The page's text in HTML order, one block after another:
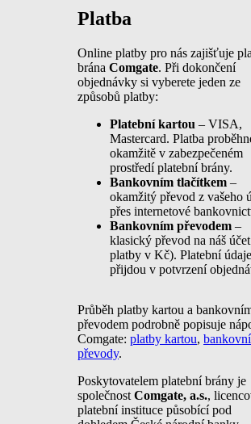
Platba
Online platby pro nás zajišťuje
brána Comgate. Při dokončení
objednávky si vyberete jeden ze
způsobů platby:
Platební kartou – VISA,
Mastercard. Platba
okamžitě v zabezpečeném
prostředí platební brány.
Bankovním tlačítkem –
okamžitý převod z vašeho
přes internetové
Bankovním převodem –
klasický převod na náš
platby v Kč). Platební
přijdou v potvrzení
Průběh platby kartou a
převodem podrobně popisuje
Comgate: platby kartou, bankovní
převody.
Poskytovatelem platební brány je
společnost Comgate, a.s.,
platební instituce působící pod